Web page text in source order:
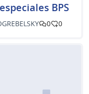
BPS
0 0